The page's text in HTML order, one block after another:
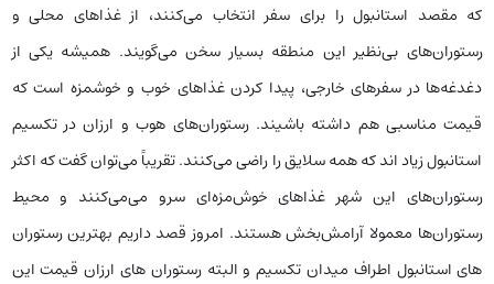
که مقصد استانبول را برای سفر انتخاب می‌کنند، از غذاهای محلی و
رستوران‌های بی‌نظیر این منطقه بسیار سخن می‌گویند. همیشه یکی از
دغدغه‌ها در سفرهای خارجی، پیدا کردن غذاهای خوب و خوشمزه است که
قیمت مناسبی هم داشته باشیند. رستوران‌های هوب و ارزان در تکسیم
استانبول زیاد اند که همه سلایق را راضی می‌کنند. تقریباً می‌توان گفت که اکثر
رستوران‌های این شهر غذاهای خوش‌مزه‌ای سرو می‌می‌کنند و محیط
رستوران‌ها معمولا آرامش‌بخش هستند. امروز قصد داریم بهترین رستوران‌
های استانبول اطراف میدان تکسیم و البته رستوران‌ های ارزان‌ قیمت این